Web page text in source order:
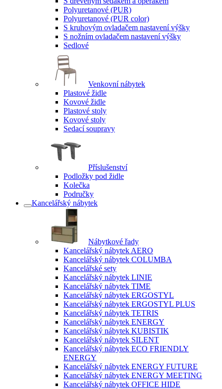
Polyuretanové (PUR)
Polyuretanové (PUR color)
S kruhovým ovladačem nastavení výšky
S nožním ovladačem nastavení výšky
Sedlové
Venkovní nábytek
Plastové židle
Kovové židle
Plastové stoly
Kovové stoly
Sedací soupravy
Příslušenství
Podložky pod židle
Kolečka
Područky
Kancelářský nábytek
Nábytkové řady
Kancelářský nábytek AERO
Kancelářský nábytek COLUMBA
Kancelářské sety
Kancelářský nábytek LINIE
Kancelářský nábytek TIME
Kancelářský nábytek ERGOSTYL
Kancelářský nábytek ERGOSTYL PLUS
Kancelářský nábytek TETRIS
Kancelářský nábytek ENERGY
Kancelářský nábytek KUBISTIK
Kancelářský nábytek SILENT
Kancelářský nábytek ECO FRIENDLY
ENERGY
Kancelářský nábytek ENERGY FUTURE
Kancelářský nábytek ENERGY MEETING
Kancelářský nábytek OFFICE HIDE